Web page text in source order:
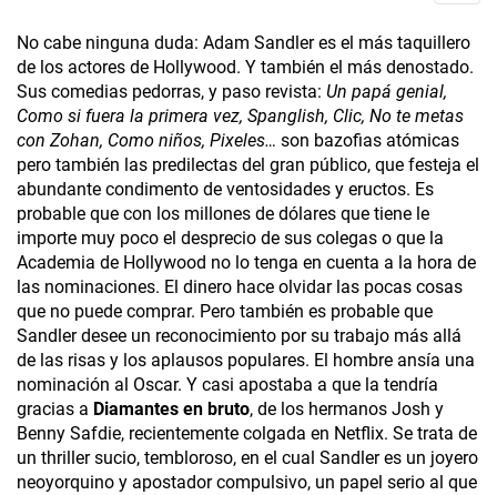
No cabe ninguna duda: Adam Sandler es el más taquillero
de los actores de Hollywood. Y también el más denostado.
Sus comedias pedorras, y paso revista: Un papá genial,
Como si fuera la primera vez, Spanglish, Clic, No te metas
con Zohan, Como niños, Pixeles… son bazofias atómicas
pero también las predilectas del gran público, que festeja el
abundante condimento de ventosidades y eructos. Es
probable que con los millones de dólares que tiene le
importe muy poco el desprecio de sus colegas o que la
Academia de Hollywood no lo tenga en cuenta a la hora de
las nominaciones. El dinero hace olvidar las pocas cosas
que no puede comprar. Pero también es probable que
Sandler desee un reconocimiento por su trabajo más allá
de las risas y los aplausos populares. El hombre ansía una
nominación al Oscar. Y casi apostaba a que la tendría
gracias a Diamantes en bruto, de los hermanos Josh y
Benny Safdie, recientemente colgada en Netflix. Se trata de
un thriller sucio, tembloroso, en el cual Sandler es un joyero
neoyorquino y apostador compulsivo, un papel serio al que